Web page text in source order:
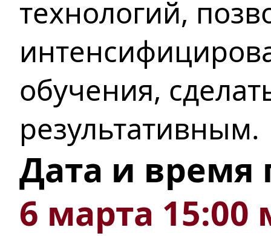
технологий,
обучения,
результативным.
Дата и время
6 марта 15:00